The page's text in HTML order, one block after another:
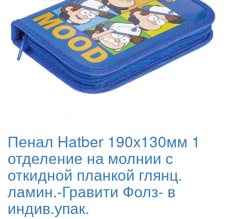
Пенал Hatber 190х130мм 1
отделение на молнии с
откидной планкой глянц.
ламин.-Гравити Фолз- в
индив.упак.